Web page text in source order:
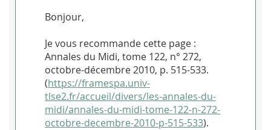
Bonjour,
Je vous recommande cette page :
Annales du Midi, tome 122, n° 272,
octobre-décembre 2010, p. 515-533.
(https://framespa.univ-
tlse2.fr/accueil/divers/les-annales-du-
midi/annales-du-midi-tome-122-n-272-
octobre-decembre-2010-p-515-533).